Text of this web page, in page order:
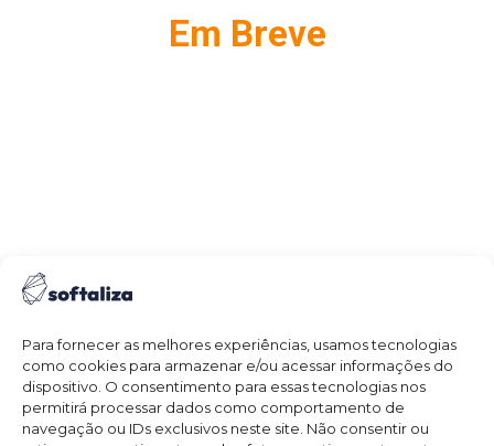
Para fornecer as melhores experiências, usamos tecnologias
como cookies para armazenar e/ou acessar informações do
dispositivo. O consentimento para essas tecnologias nos
permitirá processar dados como comportamento de
navegação ou IDs exclusivos neste site. Não consentir ou
Em Breve
Email: cnbot2025@gmail.com